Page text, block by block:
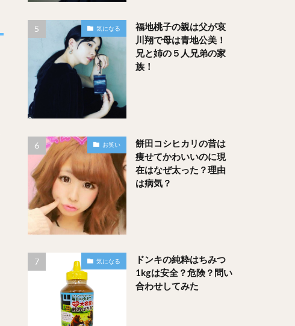
気になる
福地桃子の親は父が哀
川翔で母は青地公美！
兄と姉の５人兄弟の家
族！
お笑い
餅田コシヒカリの昔は
痩せてかわいいのに現
在はなぜ太った？理由
は病気？
気になる
ドンキの純粋はちみつ
1kgは安全？危険？問い
合わせしてみた